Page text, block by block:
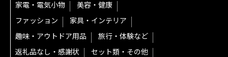
家電・電気小物
美容・健康
ファッション
家具・インテリア
趣味・アウトドア用品
旅行・体験など
返礼品なし・感謝状
セット類・その他